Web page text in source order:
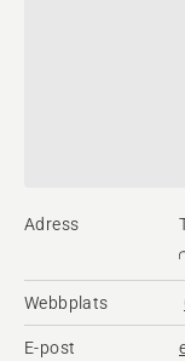
Adress
Webbplats
E-post